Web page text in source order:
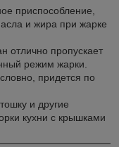
приспособление,
и жира при жарке
отлично пропускает
режим жарки.
придется по
и другие
кухни с крышками